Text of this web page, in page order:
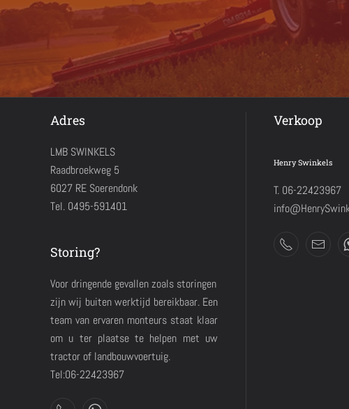
Adres
LMB SWINKELS
Raadbroekweg 5
6027 RE Soerendonk
Tel. 0495-591401
Storing?
Voor dringende gevallen zoals storingen
zijn wij buiten werktijd bereikbaar. Een
team van ervaren monteurs staat klaar
om u ter plaatse te helpen met uw
tractor of landbouwvoertuig.
Tel:06-22423967
Verkoop
Henry Swinkels
T. 06-22423967